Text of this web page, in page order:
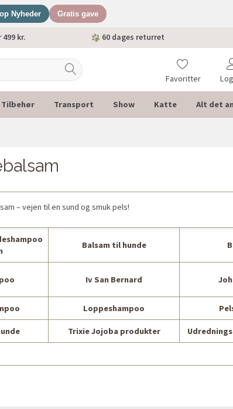
Nyheder Gratis gave
kr. 60 dages returret
Favoritter
Tilbehør Transport Show Katte Alt det
– vejen til en sund og smuk pels!
Balsam til hunde
Iv San Bernard
Loppeshampoo
Trixie Jojoba produkter